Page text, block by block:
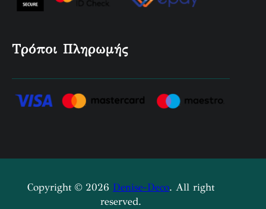
Τρόποι Πληρωμής
Copyright © 2026 Denise-Deco. All right
reserved.